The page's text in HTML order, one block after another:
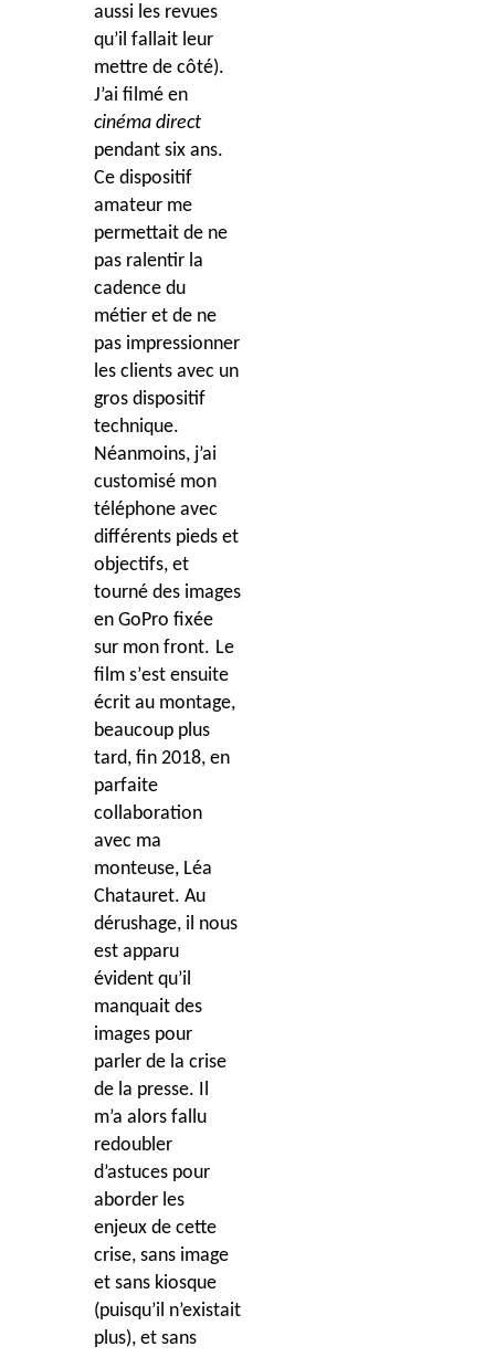
aussi les revues
qu’il fallait leur
mettre de côté).
J’ai filmé en
cinéma direct
pendant six ans.
Ce dispositif
amateur me
permettait de ne
pas ralentir la
cadence du
métier et de ne
pas impressionner
les clients avec un
gros dispositif
technique.
Néanmoins, j’ai
customisé mon
téléphone avec
différents pieds et
objectifs, et
tourné des images
en GoPro fixée
sur mon front. Le
film s’est ensuite
écrit au montage,
beaucoup plus
tard, fin 2018, en
parfaite
collaboration
avec ma
monteuse, Léa
Chatauret. Au
dérushage, il nous
est apparu
évident qu’il
manquait des
images pour
parler de la crise
de la presse. Il
m’a alors fallu
redoubler
d’astuces pour
aborder les
enjeux de cette
crise, sans image
et sans kiosque
(puisqu’il n’existait
plus), et sans